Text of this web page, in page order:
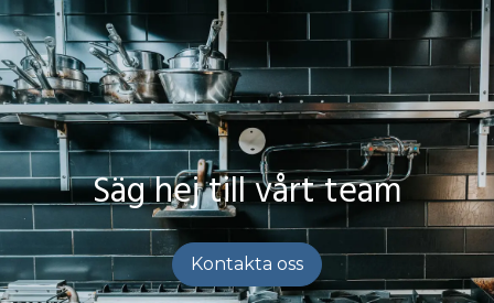
Säg hej till vårt team
Kontakta oss